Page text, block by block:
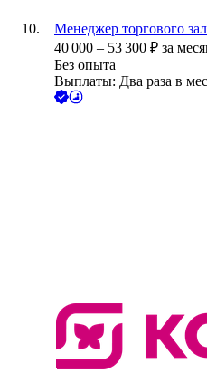
Менеджер торгового
40 000 – 53 300 ₽ за
Без опыта
Выплаты: Два раза в